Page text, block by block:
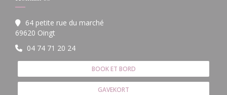
64 petite rue du marché
69620 Oingt
04 74 71 20 24
BOOK ET BORD
GAVEKORT